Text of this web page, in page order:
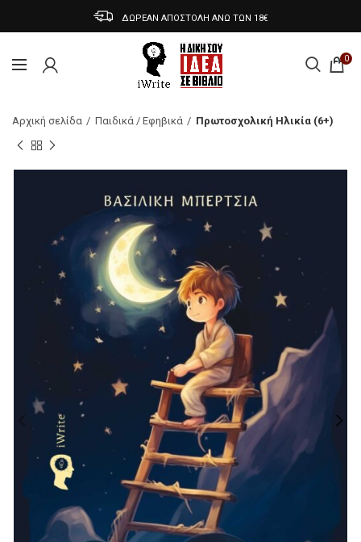
ΔΩΡΕΑΝ ΑΠΟΣΤΟΛΗ ΑΝΩ ΤΩΝ 18€
0
Αρχική σελίδα Παιδικά / Εφηβικά Πρωτοσχολική Ηλικία (6+)